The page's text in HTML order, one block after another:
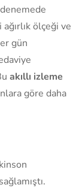
ölçeği ve
gün
akıllı izleme
göre daha